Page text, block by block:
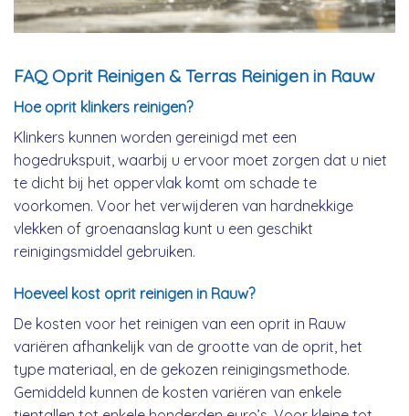
FAQ Oprit Reinigen & Terras Reinigen in Rauw
Hoe oprit klinkers reinigen?
Klinkers kunnen worden gereinigd met een
hogedrukspuit, waarbij u ervoor moet zorgen dat u niet
te dicht bij het oppervlak komt om schade te
voorkomen. Voor het verwijderen van hardnekkige
vlekken of groenaanslag kunt u een geschikt
reinigingsmiddel gebruiken.
Hoeveel kost oprit reinigen in Rauw?
De kosten voor het reinigen van een oprit in Rauw
variëren afhankelijk van de grootte van de oprit, het
type materiaal, en de gekozen reinigingsmethode.
Gemiddeld kunnen de kosten variëren van enkele